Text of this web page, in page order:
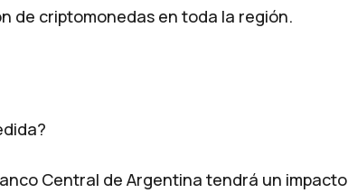
de criptomonedas en toda la región.
Central de Argentina tendrá un impacto